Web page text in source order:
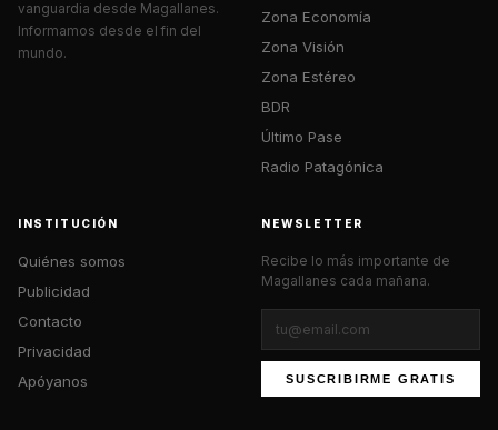
vanguardia desde Magallanes.
Informamos desde el fin del
mundo.
Zona Economía
Zona Visión
Zona Estéreo
BDR
Último Pase
Radio Patagónica
INSTITUCIÓN
Quiénes somos
Publicidad
Contacto
Privacidad
Apóyanos
NEWSLETTER
Recibe lo más importante de
Magallanes cada mañana.
SUSCRIBIRME GRATIS